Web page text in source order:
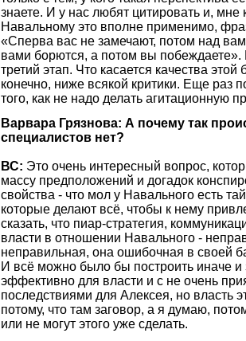
знаете. И у нас любят цитировать и, мне
Навальному это вполне применимо,
«Сперва вас не замечают, потом над
вами борются, а потом вы побеждаете».
третий этап. Что касается качества этой
конечно, ниже всякой критики. Еще раз
того, как не надо делать агитационную
Варвара Грязнова: А почему так
специалистов нет?
ВС: Это очень интересный вопрос,
массу предположений и догадок
свойства - что мол у Навального есть
которые делают всё, чтобы к нему
сказать, что пиар-стратегия,
власти в отношении Навального -
неправильная, она ошибочная в своей
И всё можно было бы построить иначе и
эффективно для власти и с не очень
последствиями для Алексея, но власть
потому, что там заговор, а я думаю,
или не могут этого уже сделать.